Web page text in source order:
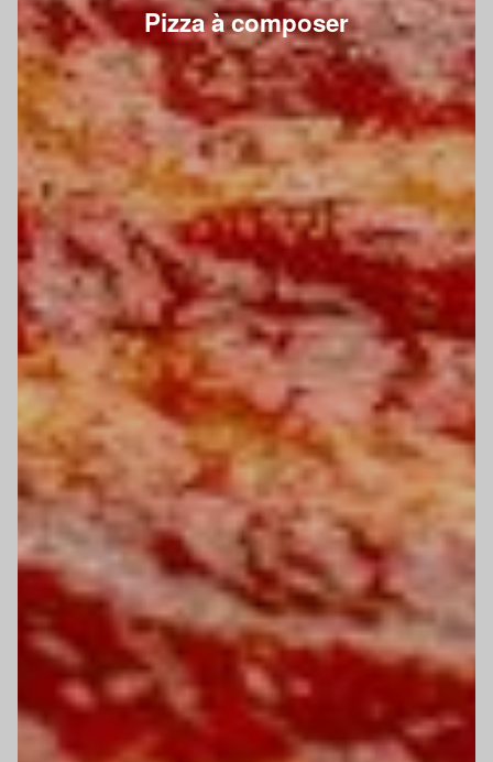
Pizza à composer